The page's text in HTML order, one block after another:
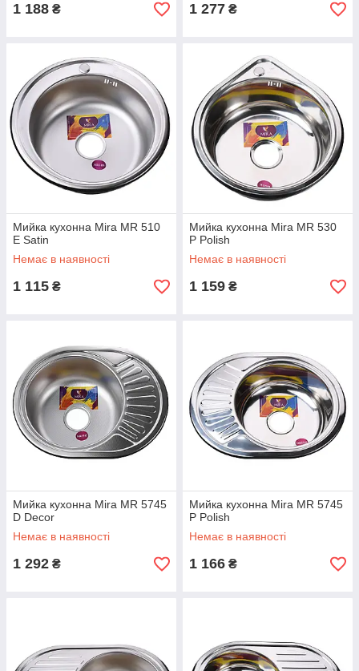
1 188 ₴ 1 277 ₴
Мийка кухонна Mira MR 510
E Satin
Немає в наявності
1 115 ₴
Мийка кухонна Mira MR 530
P Polish
Немає в наявності
1 159 ₴
Мийка кухонна Mira MR 5745
D Decor
Немає в наявності
1 292 ₴
Мийка кухонна Mira MR 5745
P Polish
Немає в наявності
1 166 ₴